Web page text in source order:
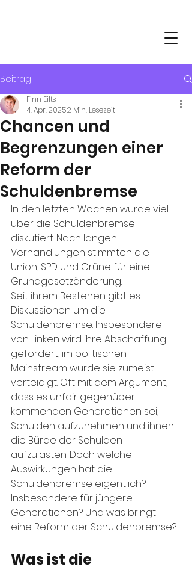
Beitrag
Chancen und
Begrenzungen einer
Reform der
Schuldenbremse
Finn Eilts
4. Apr. 20252 Min. Lesezeit
In den letzten Wochen wurde viel
über die Schuldenbremse
diskutiert. Nach langen
Verhandlungen stimmten die
Union, SPD und Grüne für eine
Grundgesetzänderung.
Seit ihrem Bestehen gibt es
Diskussionen um die
Schuldenbremse. Insbesondere
von Linken wird ihre Abschaffung
gefordert, im politischen
Mainstream wurde sie zumeist
verteidigt. Oft mit dem Argument,
dass es unfair gegenüber
kommenden Generationen sei,
Schulden aufzunehmen und ihnen
die Bürde der Schulden
aufzulasten. Doch welche
Auswirkungen hat die
Schuldenbremse eigentlich?
Insbesondere für jüngere
Generationen? Und was bringt
eine Reform der Schuldenbremse?
Was ist die